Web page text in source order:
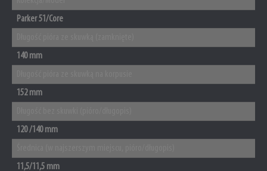
Parker 51/Core
140 mm
152 mm
120 /140 mm
11,5/11,5 mm